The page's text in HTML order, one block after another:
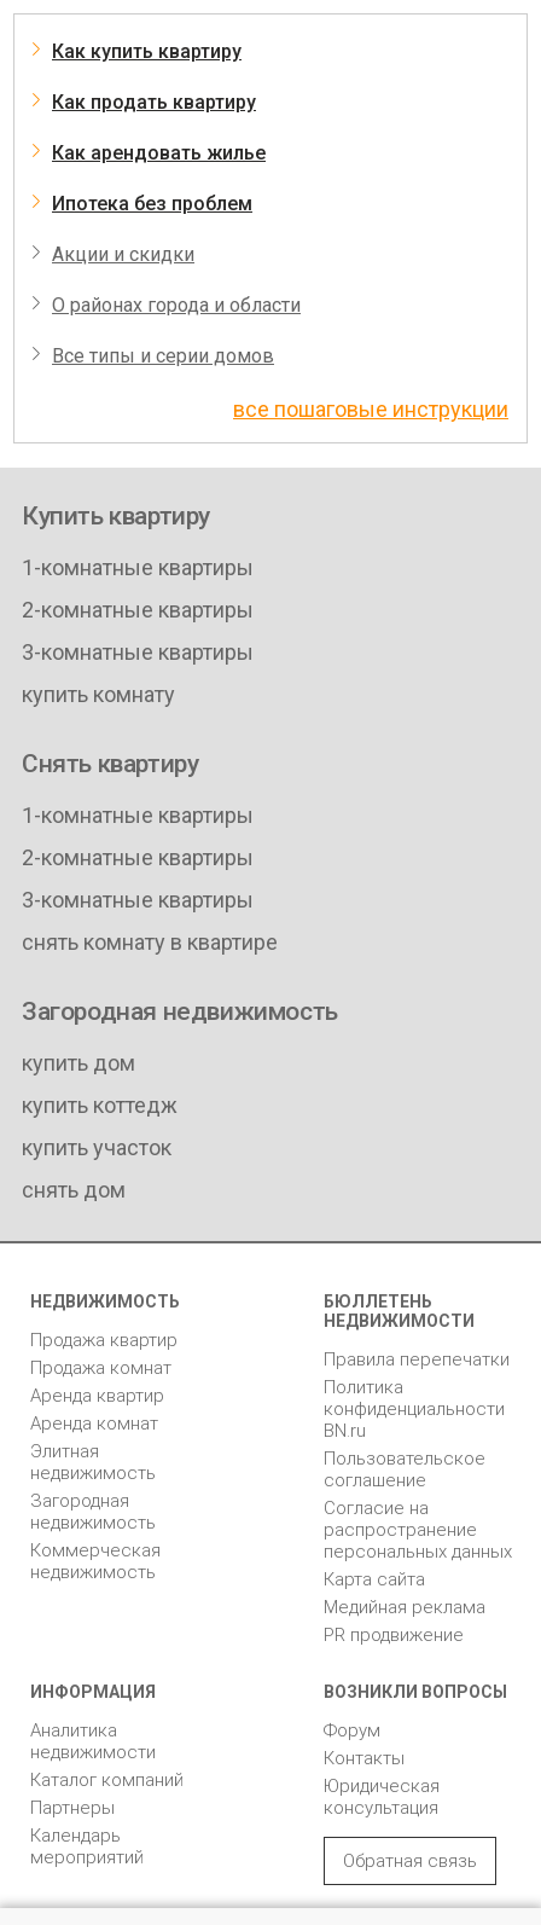
Как купить квартиру
Как продать квартиру
Как арендовать жилье
Ипотека без проблем
Акции и скидки
О районах города и области
Все типы и серии домов
все пошаговые инструкции
Купить квартиру
1-комнатные квартиры
2-комнатные квартиры
3-комнатные квартиры
купить комнату
Снять квартиру
1-комнатные квартиры
2-комнатные квартиры
3-комнатные квартиры
снять комнату в квартире
Загородная недвижимость
купить дом
купить коттедж
купить участок
снять дом
НЕДВИЖИМОСТЬ
Продажа квартир
Продажа комнат
Аренда квартир
Аренда комнат
Элитная
недвижимость
Загородная
недвижимость
Коммерческая
недвижимость
БЮЛЛЕТЕНЬ
НЕДВИЖИМОСТИ
Правила перепечатки
Политика
конфиденциальности
BN.ru
Пользовательское
соглашение
Согласие на
распространение
персональных данных
Карта сайта
Медийная реклама
PR продвижение
ИНФОРМАЦИЯ
Аналитика
недвижимости
Каталог компаний
Партнеры
Календарь
мероприятий
ВОЗНИКЛИ ВОПРОСЫ
Форум
Контакты
Юридическая
консультация
Обратная связь